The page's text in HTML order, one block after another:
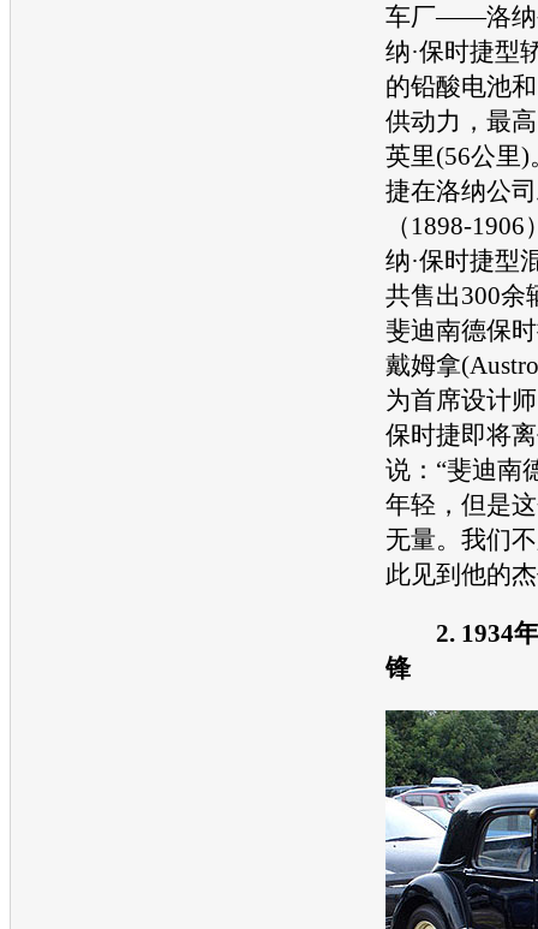
车厂——洛纳
纳·保时捷型
的铅酸电池
供动力，最
英里(56公里)
捷在洛纳公
（1898-
纳·保时捷型
共售出300余
斐迪南德保
戴姆拿
为首席设计
保时捷即将
说：“斐迪南
年轻，但是
无量。我们
此见到他的
2. 1934
锋